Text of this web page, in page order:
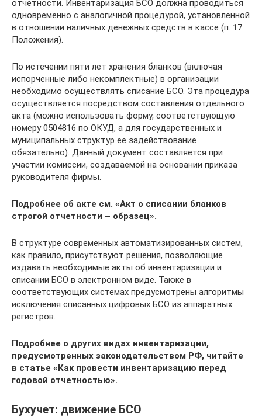
отчетности. Инвентаризация БСО должна проводиться
одновременно с аналогичной процедурой, установленной
в отношении наличных денежных средств в кассе (п. 17
Положения).
По истечении пяти лет хранения бланков (включая
испорченные либо некомплектные) в организации
необходимо осуществлять списание БСО. Эта процедура
осуществляется посредством составления отдельного
акта (можно использовать форму, соответствующую
номеру 0504816 по ОКУД, а для государственных и
муниципальных структур ее задействование
обязательно). Данный документ составляется при
участии комиссии, создаваемой на основании приказа
руководителя фирмы.
Подробнее об акте см. «Акт о списании бланков
строгой отчетности – образец».
В структуре современных автоматизированных систем,
как правило, присутствуют решения, позволяющие
издавать необходимые акты об инвентаризации и
списании БСО в электронном виде. Также в
соответствующих системах предусмотрены алгоритмы
исключения списанных цифровых БСО из аппаратных
регистров.
Подробнее о других видах инвентаризации,
предусмотренных законодательством РФ, читайте
в статье «Как провести инвентаризацию перед
годовой отчетностью».
Бухучет: движение БСО